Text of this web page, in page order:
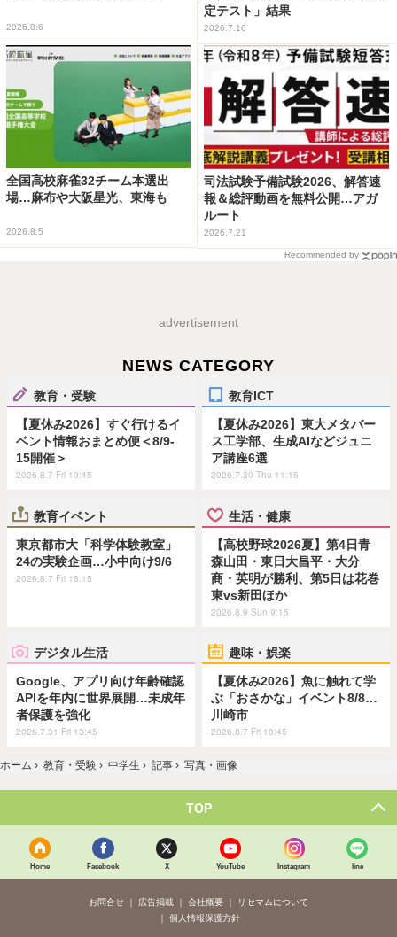
2026.8.6
定テスト」結果
2026.7.16
全国高校麻雀32チーム本選出
場…麻布や大阪星光、東海も
2026.8.5
司法試験予備試験2026、解答速
報＆総評動画を無料公開…アガ
ルート
2026.7.21
Recommended by
advertisement
NEWS CATEGORY
教育・受験
【夏休み2026】すぐ行けるイ
ベント情報おまとめ便＜8/9-
15開催＞
2026.8.7 Fri 19:45
教育ICT
【夏休み2026】東大メタバー
ス工学部、生成AIなどジュニ
ア講座6選
2026.7.30 Thu 11:15
教育イベント
東京都市大「科学体験教室」
24の実験企画…小中向け9/6
2026.8.7 Fri 18:15
生活・健康
【高校野球2026夏】第4日青
森山田・東日大昌平・大分
商・英明が勝利、第5日は花巻
東vs新田ほか
2026.8.9 Sun 9:15
デジタル生活
Google、アプリ向け年齢確認
APIを年内に世界展開…未成年
者保護を強化
2026.7.31 Fri 13:45
趣味・娯楽
【夏休み2026】魚に触れて学
ぶ「おさかな」イベント8/8…
川崎市
2026.8.7 Fri 10:45
ホーム › 教育・受験 › 中学生 › 記事 › 写真・画像
TOP
Home Facebook X YouTube Instagram line
お問合せ 広告掲載 会社概要
リセマムについて
個人情報保護方針